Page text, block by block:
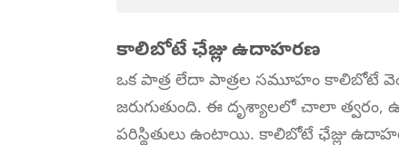
కాలిబోటే ఛేజ్లు ఉదాహరణ
ఒక పాత్ర లేదా పాత్రల సమూహం కాలిబోటే
జరుగుతుంది. ఈ దృశ్యాలలో చాలా త్వరం,
పరిస్థితులు ఉంటాయి. కాలిబోటే ఛేజ్లు